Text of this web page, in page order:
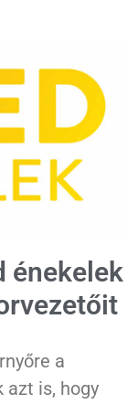
énekelek
a
azt is, hogy